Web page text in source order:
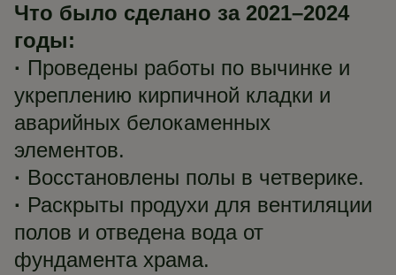
Что было сделано за 2021–2024
годы:
· Проведены работы по вычинке и
укреплению кирпичной кладки и
аварийных белокаменных
элементов.
· Восстановлены полы в четверике.
· Раскрыты продухи для вентиляции
полов и отведена вода от
фундамента храма.